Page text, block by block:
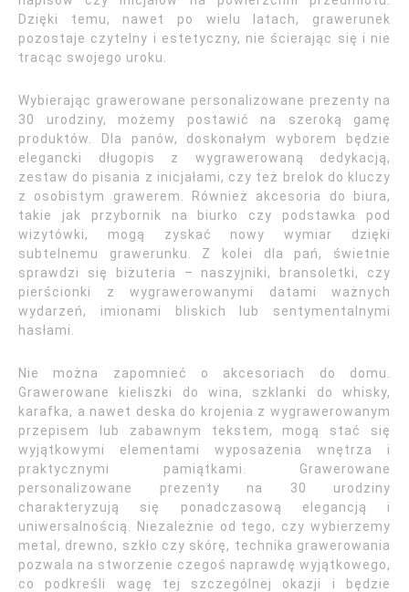
Dzięki temu, nawet po wielu latach, grawerunek
pozostaje czytelny i estetyczny, nie ścierając się i nie
tracąc swojego uroku.
Wybierając grawerowane personalizowane prezenty na
30 urodziny, możemy postawić na szeroką gamę
produktów. Dla panów, doskonałym wyborem będzie
elegancki długopis z wygrawerowaną dedykacją,
zestaw do pisania z inicjałami, czy też brelok do kluczy
z osobistym grawerem. Również akcesoria do biura,
takie jak przybornik na biurko czy podstawka pod
wizytówki, mogą zyskać nowy wymiar dzięki
subtelnemu grawerunku. Z kolei dla pań, świetnie
sprawdzi się biżuteria – naszyjniki, bransoletki, czy
pierścionki z wygrawerowanymi datami ważnych
wydarzeń, imionami bliskich lub sentymentalnymi
hasłami.
Nie można zapomnieć o akcesoriach do domu.
Grawerowane kieliszki do wina, szklanki do whisky,
karafka, a nawet deska do krojenia z wygrawerowanym
przepisem lub zabawnym tekstem, mogą stać się
wyjątkowymi elementami wyposażenia wnętrza i
praktycznymi pamiątkami. Grawerowane
personalizowane prezenty na 30 urodziny
charakteryzują się ponadczasową elegancją i
uniwersalnością. Niezależnie od tego, czy wybierzemy
metal, drewno, szkło czy skórę, technika grawerowania
pozwala na stworzenie czegoś naprawdę wyjątkowego,
co podkreśli wagę tej szczególnej okazji i będzie